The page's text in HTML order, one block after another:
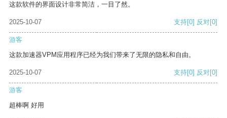
这款软件的界面设计非常简洁，一目了然。
2025-10-07 支持[0] 反对[0]
游客
这款加速器VPM应用程序已经为我们带来了无限的隐私和自由。
2025-10-07 支持[0] 反对[0]
游客
超棒啊 好用